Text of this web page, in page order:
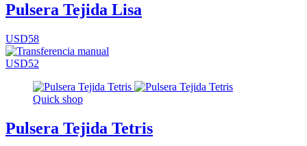
Pulsera Tejida Lisa
USD58
USD52
Quick shop
Pulsera Tejida Tetris